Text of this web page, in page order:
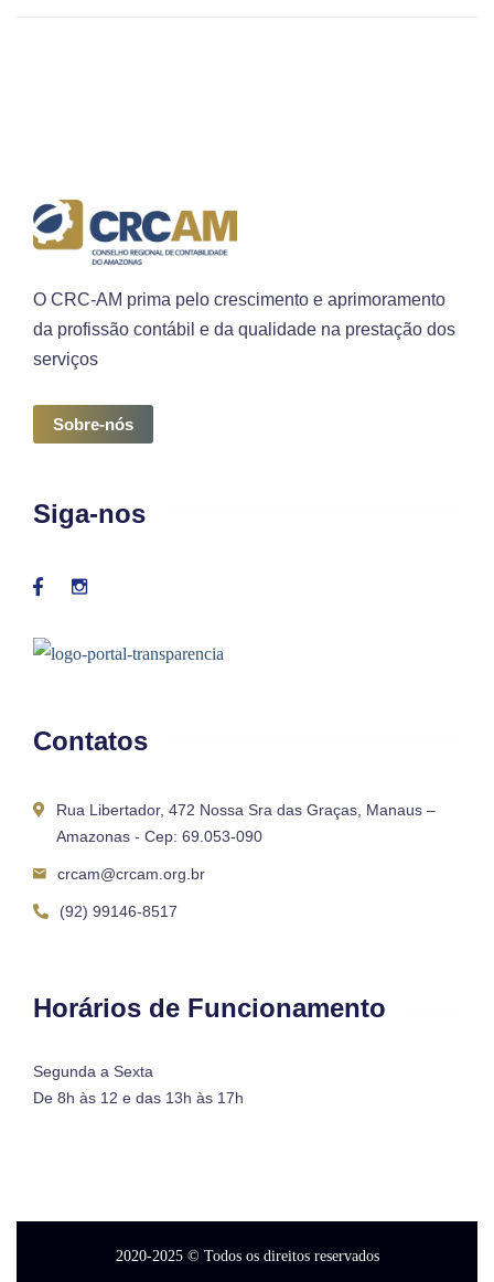
O CRC-AM prima pelo crescimento e aprimoramento
da profissão contábil e da qualidade na prestação dos
serviços
Sobre-nós
Siga-nos
Contatos
Rua Libertador, 472 Nossa Sra das Graças, Manaus –
Amazonas - Cep: 69.053-090
crcam@crcam.org.br
(92) 99146-8517
Horários de Funcionamento
Segunda a Sexta
De 8h às 12 e das 13h às 17h
2020-2025© Todos os direitos reservados